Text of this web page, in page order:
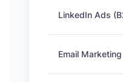
LinkedIn Ads
Email Marketing